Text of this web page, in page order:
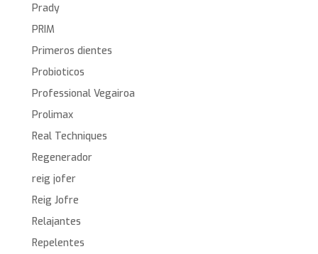
Prady
PRIM
Primeros dientes
Probioticos
Professional Vegairoa
Prolimax
Real Techniques
Regenerador
reig jofer
Reig Jofre
Relajantes
Repelentes